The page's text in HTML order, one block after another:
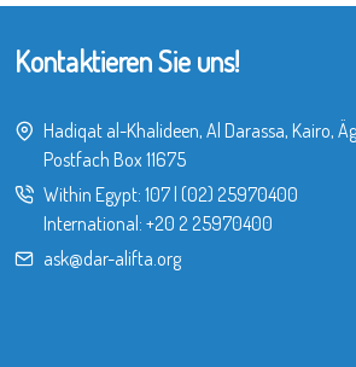
Kontaktieren Sie uns!
Hadiqat al-Khalideen, Al Darassa, Kairo,
Postfach Box 11675
Within Egypt: 107| (02) 25970400
International: +20 2 25970400
ask@dar-alifta.org